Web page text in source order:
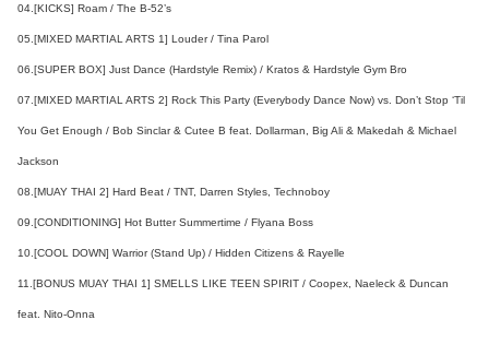
04.[KICKS] Roam / The B-52’s
05.[MIXED MARTIAL ARTS 1] Louder / Tina Parol
06.[SUPER BOX] Just Dance (Hardstyle Remix) / Kratos & Hardstyle Gym Bro
07.[MIXED MARTIAL ARTS 2] Rock This Party (Everybody Dance Now) vs. Don’t Stop ‘Til
You Get Enough / Bob Sinclar & Cutee B feat. Dollarman, Big Ali & Makedah & Michael
Jackson
08.[MUAY THAI 2] Hard Beat / TNT, Darren Styles, Technoboy
09.[CONDITIONING] Hot Butter Summertime / Flyana Boss
10.[COOL DOWN] Warrior (Stand Up) / Hidden Citizens & Rayelle
11.[BONUS MUAY THAI 1] SMELLS LIKE TEEN SPIRIT / Coopex, Naeleck & Duncan
feat. Nito-Onna